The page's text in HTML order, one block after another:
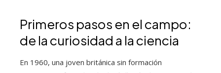
Primeros pasos en el campo:
de la curiosidad a la ciencia
En 1960, una joven británica sin formación